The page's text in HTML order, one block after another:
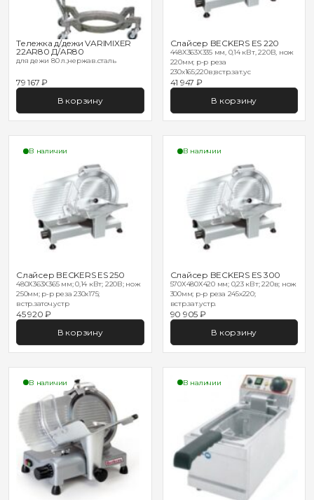
Тележка д/дежи VARIMIXER
22AR80 Д/AR80
для дежи 80 л.;нержав.сталь
79 167 ₽
В корзину
Слайсер BECKERS ES 220
448Х363Х335 мм, 0,14 кВт, 220В, нож
220мм; р-р реза
230х165;220в;встр.зат.ус
41 947 ₽
В корзину
В наличии
Слайсер BECKERS ES 250
480Х363Х365 мм; 0,14 кВт; 220В; нож
250мм; р-р реза 230х175;
встр.заточ.устр
45 920 ₽
В корзину
В наличии
Слайсер BECKERS ES 300
570Х480Х420 мм; 0,23 кВт; 220в; нож
300мм; р-р реза 245х220;
встр.зат.устр.
90 905 ₽
В корзину
В наличии В наличии